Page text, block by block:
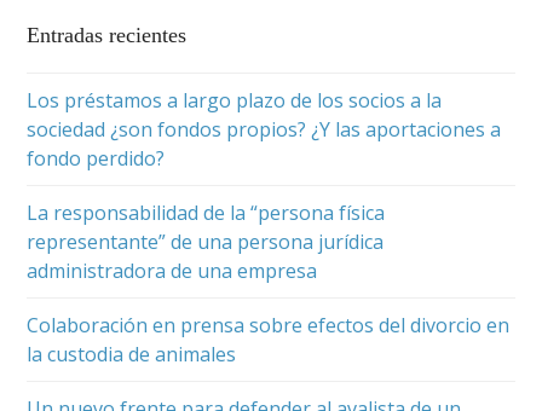
Entradas recientes
Los préstamos a largo plazo de los socios a la
sociedad ¿son fondos propios? ¿Y las aportaciones a
fondo perdido?
La responsabilidad de la “persona física
representante” de una persona jurídica
administradora de una empresa
Colaboración en prensa sobre efectos del divorcio en
la custodia de animales